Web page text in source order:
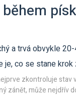
během
a trvá obvykle
je, co se stane krok
zkontroluje stav
zánět, může nejdřív